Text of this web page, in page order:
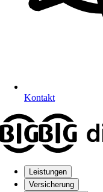
Kontakt
Leistungen
Versicherung